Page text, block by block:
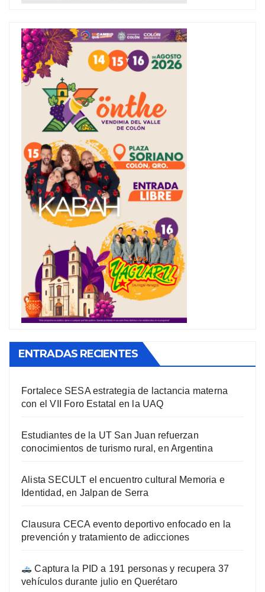
ENTRADAS RECIENTES
Fortalece SESA estrategia de lactancia materna
con el VII Foro Estatal en la UAQ
Estudiantes de la UT San Juan refuerzan
conocimientos de turismo rural, en Argentina
Alista SECULT el encuentro cultural Memoria e
Identidad, en Jalpan de Serra
Clausura CECA evento deportivo enfocado en la
prevención y tratamiento de adicciones
Captura la PID a 191 personas y recupera 37
vehículos durante julio en Querétaro